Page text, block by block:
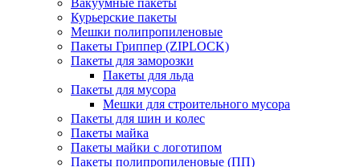
Вакуумные пакеты
Курьерские пакеты
Мешки полипропиленовые
Пакеты Гриппер (ZIPLOCK)
Пакеты для заморозки
Пакеты для льда
Пакеты для мусора
Мешки для строительного мусора
Пакеты для шин и колес
Пакеты майка
Пакеты майки с логотипом
Пакеты полипропиленовые (ПП)